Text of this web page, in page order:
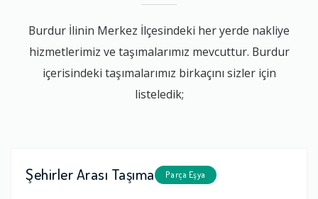
Burdur İlinin Merkez İlçesindeki her yerde nakliye
hizmetlerimiz ve taşımalarımız mevcuttur. Burdur
içerisindeki taşımalarımız birkaçını sizler için
listeledik;
Şehirler Arası Taşıma Parça Eşya